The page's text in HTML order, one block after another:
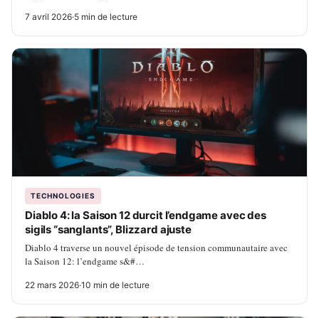
7 avril 2026·5 min de lecture
TECHNOLOGIES
Diablo 4: la Saison 12 durcit l’endgame avec des
sigils “sanglants”, Blizzard ajuste
Diablo 4 traverse un nouvel épisode de tension communautaire avec
la Saison 12: l’endgame s&#…
22 mars 2026·10 min de lecture